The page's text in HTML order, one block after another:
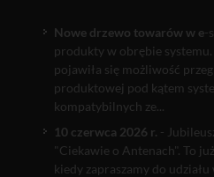
Nowe drzewo towarów w e-
produkty w obrębie
pojawiła się możliwość
produktowej pod kątem
kompatybilnych ze...
10 czerwca 2026 r. -
"Ciekawie o Antenach". To
kiedy zapraszamy do